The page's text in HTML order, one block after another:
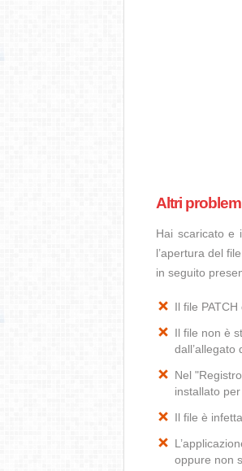
Altri
Hai scaricato e
l’apertura del
in seguito
Il file
Il file non è
dall’allegato
Nel
installato
Il file è
oppure non